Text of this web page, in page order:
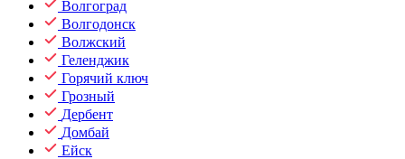
Волгоград
Волгодонск
Волжский
Геленджик
Горячий ключ
Грозный
Дербент
Домбай
Ейск